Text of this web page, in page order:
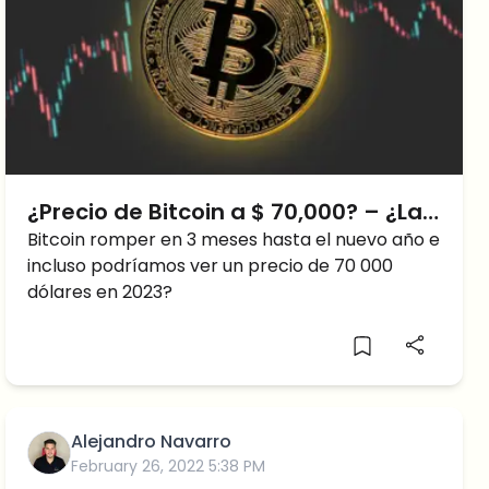
¿Precio de Bitcoin a $ 70,000? – ¿La
ruptura del curso viene en 3 meses?
Bitcoin romper en 3 meses hasta el nuevo año e
incluso podríamos ver un precio de 70 000
dólares en 2023?
Alejandro Navarro
February 26, 2022 5:38 PM